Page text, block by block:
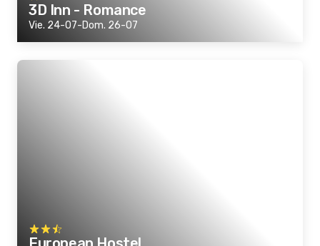
3D Inn - Romance
Vie. 24-07-Dom. 26-07